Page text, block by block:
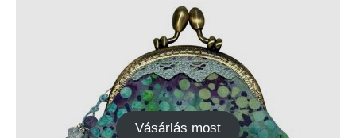
Vásárlás most